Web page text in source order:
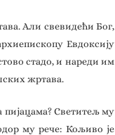
Али свевидећи Бог,
Евдоксију
стадо, и нареди им
жртава.
пијацама? Светитељ му
му рече: Кољиво је